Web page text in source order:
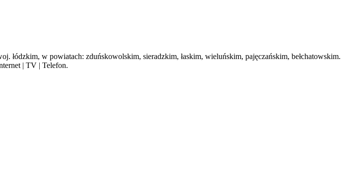
łódzkim, w powiatach: zduńskowolskim, sieradzkim, łaskim, wieluńskim, pajęczańskim, bełchatowskim.
| TV | Telefon.